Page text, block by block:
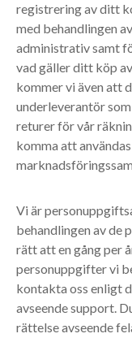
registrering av ditt
med behandlingen
administrativ samt
vad gäller ditt köp
kommer vi även att
underleverantör
returer för vår
komma att
Vi är
behandlingen av de
rätt att en gång per
personuppgifter vi
kontakta oss enligt
avseende support.
rättelse avseende